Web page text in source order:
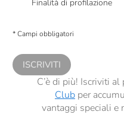
Finalità di profilazione
comunicazioni commerciali
* Campi obbligatori
ISCRIVITI
C’è di più! Iscriviti
Clubper
vantaggi speciali e